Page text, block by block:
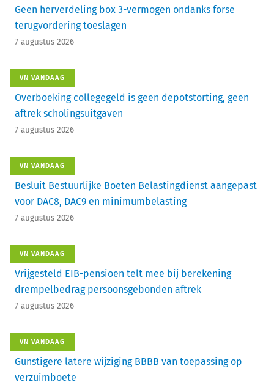
Geen herverdeling box 3-vermogen ondanks forse
terugvordering toeslagen
7 augustus 2026
VN VANDAAG
Overboeking collegegeld is geen depotstorting, geen
aftrek scholingsuitgaven
7 augustus 2026
VN VANDAAG
Besluit Bestuurlijke Boeten Belastingdienst aangepast
voor DAC8, DAC9 en minimumbelasting
7 augustus 2026
VN VANDAAG
Vrijgesteld EIB-pensioen telt mee bij berekening
drempelbedrag persoonsgebonden aftrek
7 augustus 2026
VN VANDAAG
Gunstigere latere wijziging BBBB van toepassing op
verzuimboete